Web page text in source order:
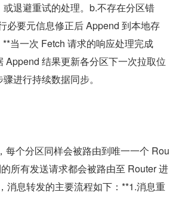
退避重试的处理。b.不存在分区错
必要元信息修正后 Append 到本地存
当一次 Fetch 请求的响应处理完成
Append 结果更新各分区下一次拉取位
进行持续数据同步。
每个分区同样会被路由到唯一一个 Rou
所有发送请求都会被路由至 Router 进
消息转发的主要流程如下：**1.消息重